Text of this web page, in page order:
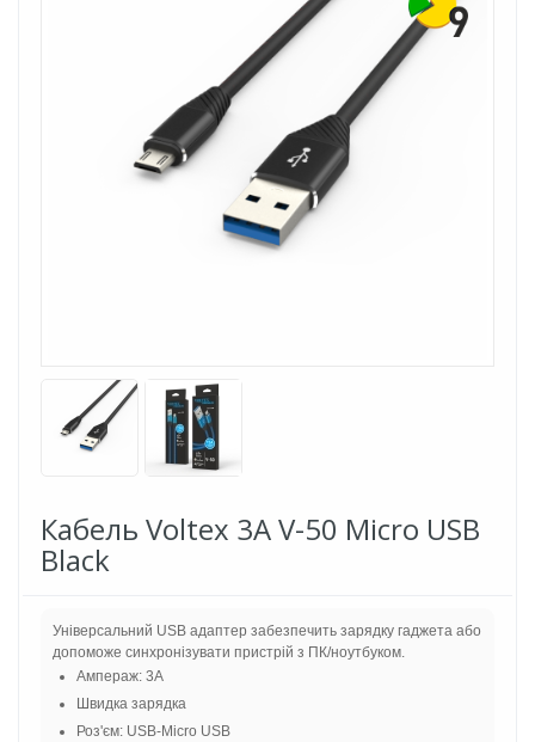
Кабель Voltex 3A V-50 Micro USB
Black
Універсальний USB адаптер забезпечить зарядку гаджета або
допоможе синхронізувати пристрій з ПК/ноутбуком.
Ампераж: 3A
Швидка зарядка
Роз'єм: USB-Micro USB